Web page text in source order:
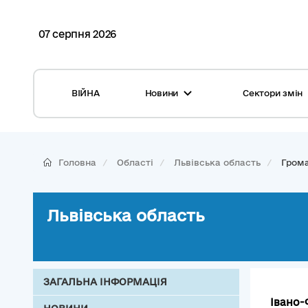
07 серпня 2026
ВІЙНА Новини
Глосарій
Фотогалерея
Сектори змін
Медицина
Управління відходами
Головна Області Львівська область
Львівська область
ЗАГАЛЬНА ІНФОРМАЦІЯ